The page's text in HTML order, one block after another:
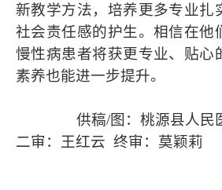
新教学方法，培养更多专业扎
社会责任感的护生。相信在他
慢性病患者将获更专业、贴心
素养也能进一步提升。
供稿/图：桃源县人民
二审：王红云 终审：莫颖莉